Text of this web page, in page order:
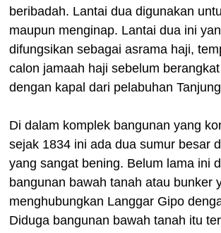
beribadah. Lantai dua digunakan
maupun menginap. Lantai dua ini
difungsikan sebagai asrama haji,
calon jamaah haji sebelum
dengan kapal dari pelabuhan
Di dalam komplek bangunan yang
sejak 1834 ini ada dua sumur besar
yang sangat bening. Belum lama ini
bangunan bawah tanah atau bunker
menghubungkan Langgar Gipo
Diduga bangunan bawah tanah itu